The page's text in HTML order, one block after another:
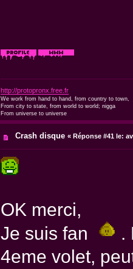
http://protopronx.free.fr
We work from hand to hand, from country to town,
From city to state, from world to world; nigga
From universe to universe
Crash disque «Réponse #41 le:
OK merci,
Je suis fan
.
4eme volet,